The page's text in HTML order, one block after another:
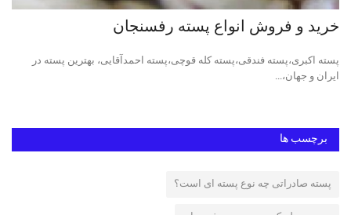
خرید و فروش انواع پسته رفسنجان
پسته اکبری،پسته فندقی،پسته کله قوچی،پسته احمدآقایی، بهترین پسته در
ایران و جهان،...
برچسب ها
پسته صادراتی چه نوع پسته ای است؟